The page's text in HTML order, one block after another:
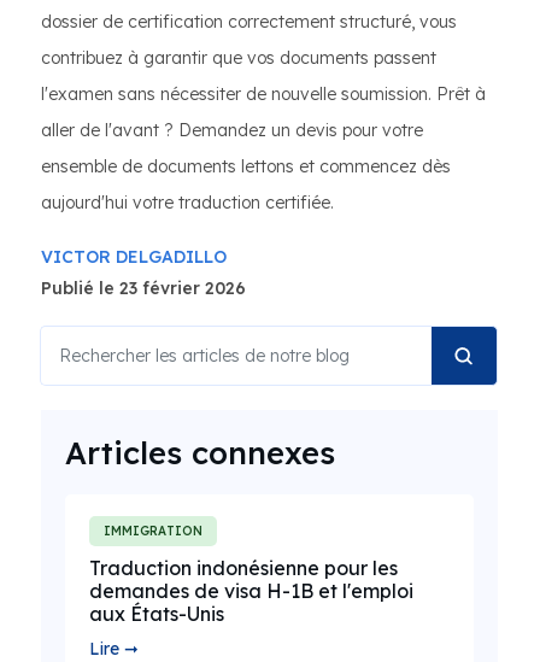
dossier de certification correctement structuré, vous
contribuez à garantir que vos documents passent
l'examen sans nécessiter de nouvelle soumission. Prêt à
aller de l'avant ? Demandez un devis pour votre
ensemble de documents lettons et commencez dès
aujourd'hui votre traduction certifiée.
VICTOR DELGADILLO
Publié le 23 février 2026
Articles connexes
IMMIGRATION
Traduction indonésienne pour les
demandes de visa H-1B et l'emploi
aux États-Unis
Lire ➞